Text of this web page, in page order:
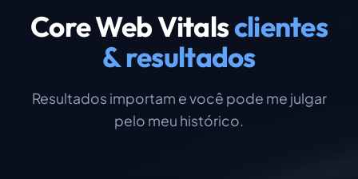
Core Web Vitalsclientes
& resultados
Resultados importam e você pode me julgar
pelo meu histórico.